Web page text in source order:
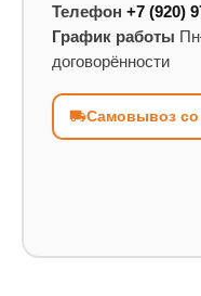
Телефон +7 (920)
График работы
договорённости
Самовывоз со